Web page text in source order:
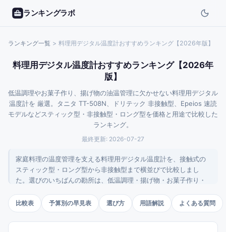
ランキングラボ
ランキング一覧 > 料理用デジタル温度計おすすめランキング【2026年版】
料理用デジタル温度計おすすめランキング【2026年
版】
低温調理やお菓子作り、揚げ物の油温管理に欠かせない料理用デジタル
温度計を 厳選。タニタ TT-508N、ドリテック 非接触型、Epeios 速読
モデルなどスティック型・非接触型・ロング型を価格と用途で比較した
ランキング。
最終更新: 2026-07-27
家庭料理の温度管理を支える料理用デジタル温度計を、接触式の
スティック型・ロング型から非接触型まで横並びで比較しまし
た。選びのいちばんの勘所は、低温調理・揚げ物・お菓子作り・
面温度を連続計測できる非接触式で適性が分かれます。
比較表 予算別の早見表 選び方 用語解説 よくある質問